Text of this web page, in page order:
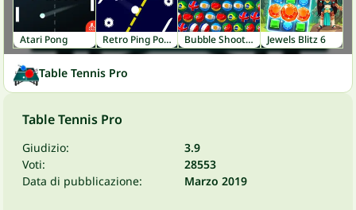
Atari Pong Retro Ping Pong Bubble Shooter World Cup Jewels Blitz 6
Table Tennis Pro
Table Tennis Pro
Giudizio:
3.9
Voti:
28553
Data di pubblicazione:
Marzo 2019